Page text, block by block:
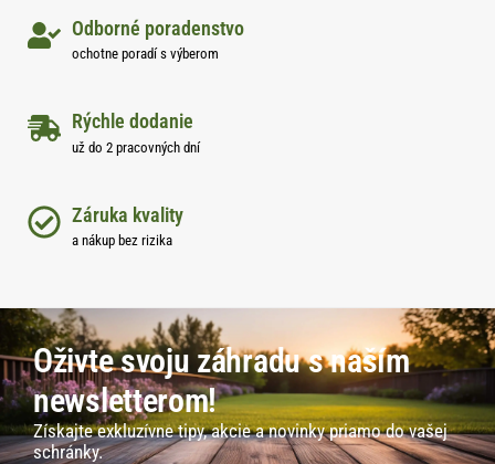
Odborné poradenstvo
ochotne poradí s výberom
Rýchle dodanie
už do 2 pracovných dní
Záruka kvality
a nákup bez rizika
Oživte svoju záhradu s naším
newsletterom!
Získajte exkluzívne tipy, akcie a novinky priamo do vašej
schránky.